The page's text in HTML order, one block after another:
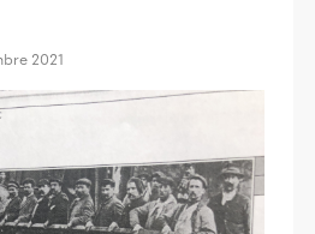
2021